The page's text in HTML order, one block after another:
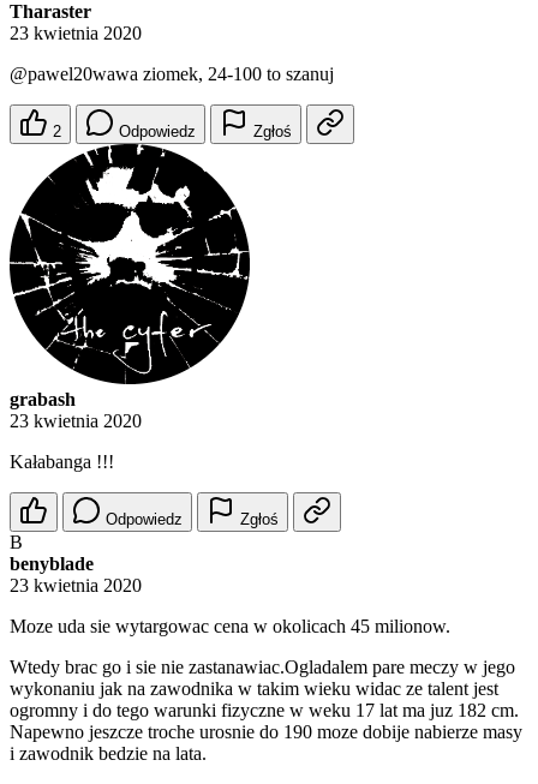
Tharaster
23 kwietnia 2020
@pawel20wawa ziomek, 24-100 to szanuj
2 Odpowiedz Zgłoś
grabash
23 kwietnia 2020
Kałabanga !!!
Odpowiedz Zgłoś
B
benyblade
23 kwietnia 2020
Moze uda sie wytargowac cena w okolicach 45 milionow.
Wtedy brac go i sie nie zastanawiac.Ogladalem pare meczy w jego
wykonaniu jak na zawodnika w takim wieku widac ze talent jest
ogromny i do tego warunki fizyczne w weku 17 lat ma juz 182 cm.
Napewno jeszcze troche urosnie do 190 moze dobije nabierze masy
i zawodnik bedzie na lata.